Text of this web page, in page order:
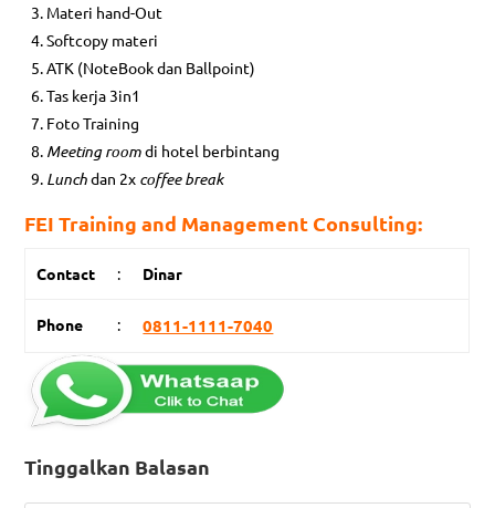
Materi hand-Out
Softcopy materi
ATK (NoteBook dan Ballpoint)
Tas kerja 3in1
Foto Training
Meeting roomdi hotel berbintang
Lunchdan 2x coffee break
FEI Training and Management Consulting:
Contact : Dinar
Phone : 0811-1111-7040
Tinggalkan Balasan